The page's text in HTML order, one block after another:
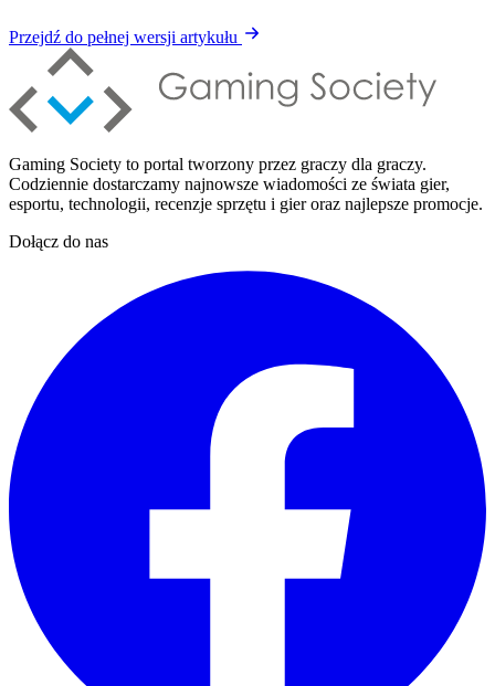
Przejdź do pełnej wersji artykułu
Gaming Society to portal tworzony przez graczy dla graczy.
Codziennie dostarczamy najnowsze wiadomości ze świata gier,
esportu, technologii, recenzje sprzętu i gier oraz najlepsze promocje.
Dołącz do nas